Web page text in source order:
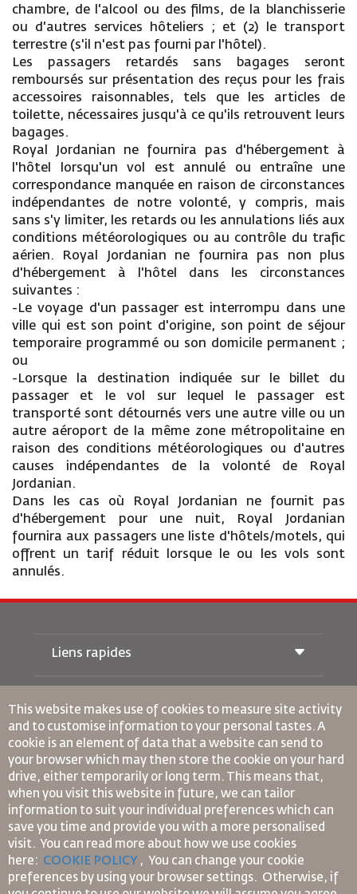
chambre, de l'alcool ou des films, de la blanchisserie
ou d'autres services hôteliers ; et (2) le transport
terrestre (s'il n'est pas fourni par l'hôtel).
Les passagers retardés sans bagages seront
remboursés sur présentation des reçus pour les frais
accessoires raisonnables, tels que les articles de
toilette, nécessaires jusqu'à ce qu'ils retrouvent leurs
bagages.
Royal Jordanian ne fournira pas d'hébergement à
l'hôtel lorsqu'un vol est annulé ou entraîne une
correspondance manquée en raison de circonstances
indépendantes de notre volonté, y compris, mais
sans s'y limiter, les retards ou les annulations liés aux
conditions météorologiques ou au contrôle du trafic
aérien. Royal Jordanian ne fournira pas non plus
d'hébergement à l'hôtel dans les circonstances
suivantes :
-Le voyage d'un passager est interrompu dans une
ville qui est son point d'origine, son point de séjour
temporaire programmé ou son domicile permanent ;
ou
-Lorsque la destination indiquée sur le billet du
passager et le vol sur lequel le passager est
transporté sont détournés vers une autre ville ou un
autre aéroport de la même zone métropolitaine en
raison des conditions météorologiques ou d'autres
causes indépendantes de la volonté de Royal
Jordanian.
Dans les cas où Royal Jordanian ne fournit pas
d'hébergement pour une nuit, Royal Jordanian
fournira aux passagers une liste d'hôtels/motels, qui
offrent un tarif réduit lorsque le ou les vols sont
annulés.
Liens rapides
Conditions de transport
Magazine Royal Wings
Voyager Enceinte
Questions Fréquentes
Besoins Spéciaux
oneworld
Plan D'accessibilité et Processus de Rétroaction
Réservation ferroviaire
Location de Voitures
RJ Illimité
Offre Étudiante
Tikram
Hébergement en Transit
À Propos de Nous
Publicité avec Nous
Rejoignez Notre Famille
Actualités
Politique de Confidentialité
Les Bureaux de RJ
commentaires
Règles d’Entreprise Contraignantes
Conditions du Contrat
Politique sur les Cookies
This website makes use of cookies to measure site activity
and to customise information to your personal tastes. A
cookie is an element of data that a website can send to
your browser which may then store the cookie on your hard
drive, either temporarily or long term. This means that,
when you visit this website in future, we can tailor
information to suit your individual preferences which can
save you time and provide you with a more personalised
visit. You can read more about how we use cookies
here: COOKIE POLICY , You can change your cookie
preferences by using your browser settings. Otherwise, if